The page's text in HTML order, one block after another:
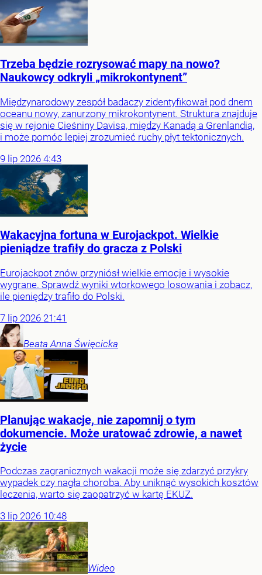
Trzeba będzie rozrysować mapy na nowo?
Naukowcy odkryli „mikrokontynent”
Międzynarodowy zespół badaczy zidentyfikował pod dnem
oceanu nowy, zanurzony mikrokontynent. Struktura znajduje
się w rejonie Cieśniny Davisa, między Kanadą a Grenlandią,
i może pomóc lepiej zrozumieć ruchy płyt tektonicznych.
9 lip 2026 4:43
Wakacyjna fortuna w Eurojackpot. Wielkie
pieniądze trafiły do gracza z Polski
Eurojackpot znów przyniósł wielkie emocje i wysokie
wygrane. Sprawdź wyniki wtorkowego losowania i zobacz,
ile pieniędzy trafiło do Polski.
7 lip 2026 21:41
Beata Anna Święcicka
Planując wakacje, nie zapomnij o tym
dokumencie. Może uratować zdrowie, a nawet
życie
Podczas zagranicznych wakacji może się zdarzyć przykry
wypadek czy nagła choroba. Aby uniknąć wysokich kosztów
leczenia, warto się zaopatrzyć w kartę EKUZ.
3 lip 2026 10:48
Wideo